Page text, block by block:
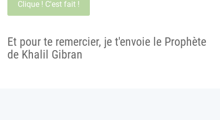
Et pour te remercier, je t'envoie le Prophète
de Khalil Gibran